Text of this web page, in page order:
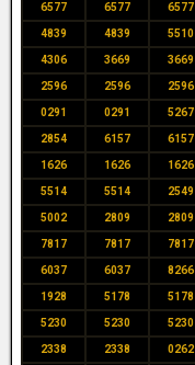
6577 6577 6577
4839 4839 5510
4306 3669 3669
2596 2596 2596
0291 0291 5267
2854 6157 6157
1626 1626 1626
5514 5514 2549
5002 2809 2809
7817 7817 7817
6037 6037 8266
1928 5178 5178
5230 5230 5230
2338 2338 0262